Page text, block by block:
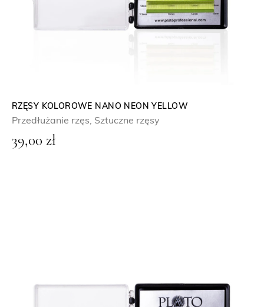
RZĘSY KOLOROWE NANO NEON YELLOW
Przedłużanie rzęs, Sztuczne rzęsy
39,00 zł